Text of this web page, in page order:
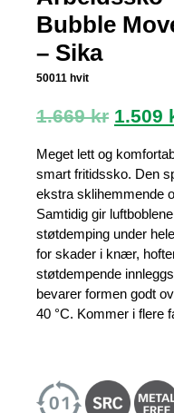
Bubble
– Sika
50011 hvit
1.669kr
var:
1.669
1.509
Meget lett og
smart fritidssko. Den
ekstra sklihemmende
Samtidig gir
støtdemping under
for skader i knær,
støtdempende
bevarer formen godt
40 °C. Kommer i flere